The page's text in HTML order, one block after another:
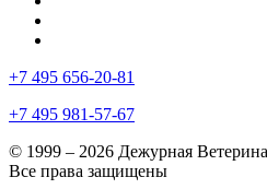
+7 495 656-20-81
+7 495 981-57-67
© 1999 – 2026 Дежурная
Все права защищены